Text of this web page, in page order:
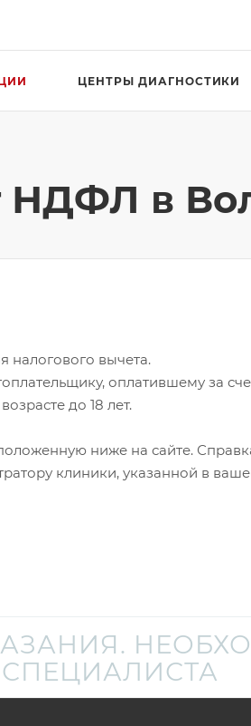
ЦЕНТРЫ ДИАГНОСТИКИ
НДФЛ в
вычета.
оплатившему за
до 18 лет.
ниже на сайте.
клиники, указанной в
СПЕЦИАЛИСТА